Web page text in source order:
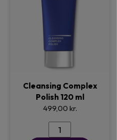
Cleansing Complex
Polish 120 ml
499,00 kr.